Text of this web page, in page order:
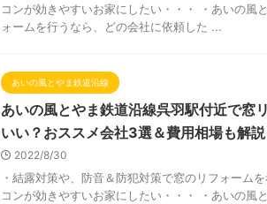
コンが効きやすいお家にしたい・・・ ・あいの風
ォームを行うなら、どの会社に依頼した ...
あいの風とやま鉄道沿線
あいの風とやま鉄道沿線呉羽駅付近で窓
いい？おススメ会社3選＆費用相場も解説
2022/8/30
・結露対策や、防音＆防犯対策で窓のリフォーム
コンが効きやすいお家にしたい・・・ ・あいの風